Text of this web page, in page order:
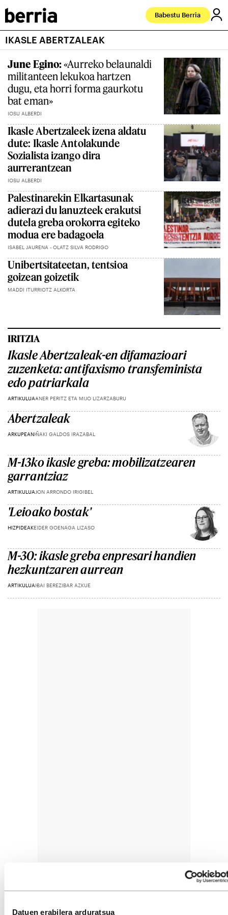
Datuen erabilera arduratsua
Babestu Berria
IKASLE ABERTZALEAK
June Egino:«Aurreko belaunaldi
militanteen lekukoa hartzen
dugu, eta horri forma gaurkotu
bat eman»
IOSU ALBERDI
Ikasle Abertzaleek izena aldatu
dute: Ikasle Antolakunde
Sozialista izango dira
aurrerantzean
IOSU ALBERDI
Palestinarekin Elkartasunak
adierazi du lanuzteek erakutsi
dutela greba orokorra egiteko
modua ere badagoela
ISABEL JAURENA - OLATZ SILVA RODRIGO
Unibertsitateetan, tentsioa
goizean goizetik
MADDI ITURRIOTZ ALKORTA
IRITZIA
Ikasle Abertzaleak-en difamazioari
zuzenketa: antifaxismo transfeminista
edo patriarkala
ARTIKULUAANER PERITZ ETA MIJO LIZARZABURU
Abertzaleak
ARKUPEANIÑAKI GALDOS IRAZABAL
M-13ko ikasle greba: mobilizatzearen
garrantziaz
ARTIKULUA JON ARRONDO IRIGIBEL
'Leioako bostak'
HIZPIDEAKEIDER GOENAGA LIZASO
M-30: ikasle greba enpresari handien
hezkuntzaren aurrean
ARTIKULUAIBAI BEREZIBAR AZKUE